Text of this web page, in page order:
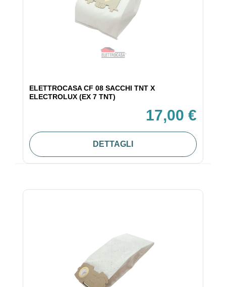
ELETTROCASA CF 08 SACCHI TNT X
ELECTROLUX (EX 7 TNT)
17,00 €
DETTAGLI